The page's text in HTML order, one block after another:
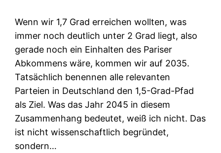
Wenn wir 1,7 Grad erreichen wollten, was
immer noch deutlich unter 2 Grad liegt, also
gerade noch ein Einhalten des Pariser
Abkommens wäre, kommen wir auf 2035.
Tatsächlich benennen alle relevanten
Parteien in Deutschland den 1,5-Grad-Pfad
als Ziel. Was das Jahr 2045 in diesem
Zusammenhang bedeutet, weiß ich nicht. Das
ist nicht wissenschaftlich begründet,
sondern…